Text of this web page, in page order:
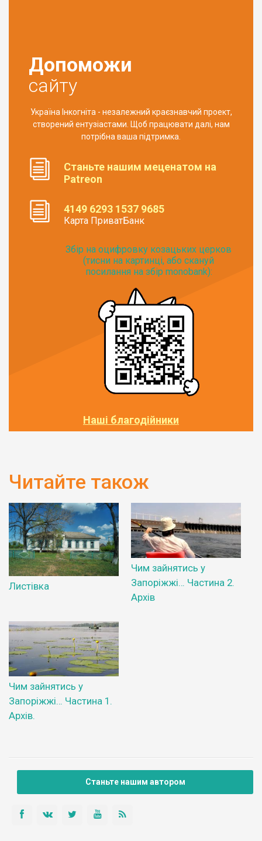
Допоможи
сайту
Україна Інкогніта - незалежний краєзнавчий проект,
створений ентузіастами. Щоб працювати далі, нам
потрібна ваша підтримка.
Станьте нашим меценатом на
Patreon
4149 6293 1537 9685
Карта ПриватБанк
Збір на оцифровку козацьких церков
(тисни на картинці, або скануй
посилання на збір monobank):
Наші благодійники
Читайте також
Листівка
Чим зайнятись у
Запоріжжі… Частина 2.
Архів
Чим зайнятись у
Запоріжжі… Частина 1.
Архів.
Станьте нашим автором